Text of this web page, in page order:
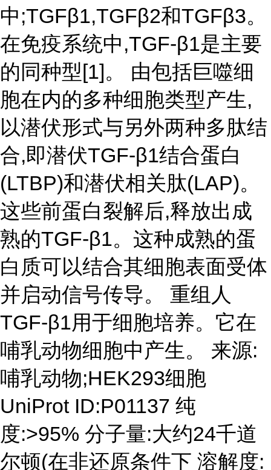
中;TGFβ1,TGFβ2和TGFβ3。
在免疫系统中,TGF-β1是主要
的同种型[1]。 由包括巨噬细
胞在内的多种细胞类型产生,
以潜伏形式与另外两种多肽结
合,即潜伏TGF-β1结合蛋白
(LTBP)和潜伏相关肽(LAP)。
这些前蛋白裂解后,释放出成
熟的TGF-β1。这种成熟的蛋
白质可以结合其细胞表面受体
并启动信号传导。 重组人
TGF-β1用于细胞培养。它在
哺乳动物细胞中产生。 来源:
哺乳动物;HEK293细胞
UniProt ID:P01137 纯
度:>95% 分子量:大约24千道
尔顿(在非还原条件下 溶解度: